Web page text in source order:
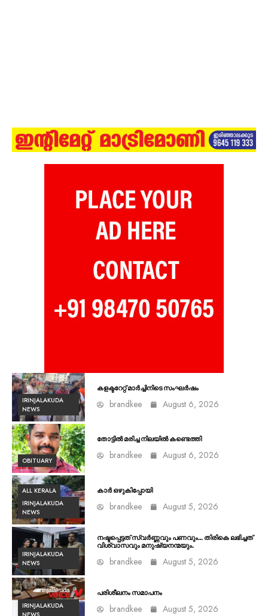
IRINJALAKUDA
NEWS
കളക്ടറേറ്റ് മാർച്ചിനിടെ സംഘർഷം
brandkee August 6, 2026
OBITUARY
തോട്ടിൽ മരിച്ച നിലയിൽ കണ്ടെത്തി
brandkee August 6, 2026
ALL KERALA
IRINJALAKUDA
NEWS
കാർ ഒഴുകിപ്പോയി
brandkee August 5, 2026
IRINJALAKUDA
NEWS
നഷ്ടപ്പെട്ടത് സ്വർണ്ണവും പണവും… തിരികെ ലഭിച്ചത്
വിശ്വാസവും മനുഷ്യനന്മയും.
brandkee August 5, 2026
IRINJALAKUDA
പരിശീലനം സമാപനം
brandkee August 5, 2026